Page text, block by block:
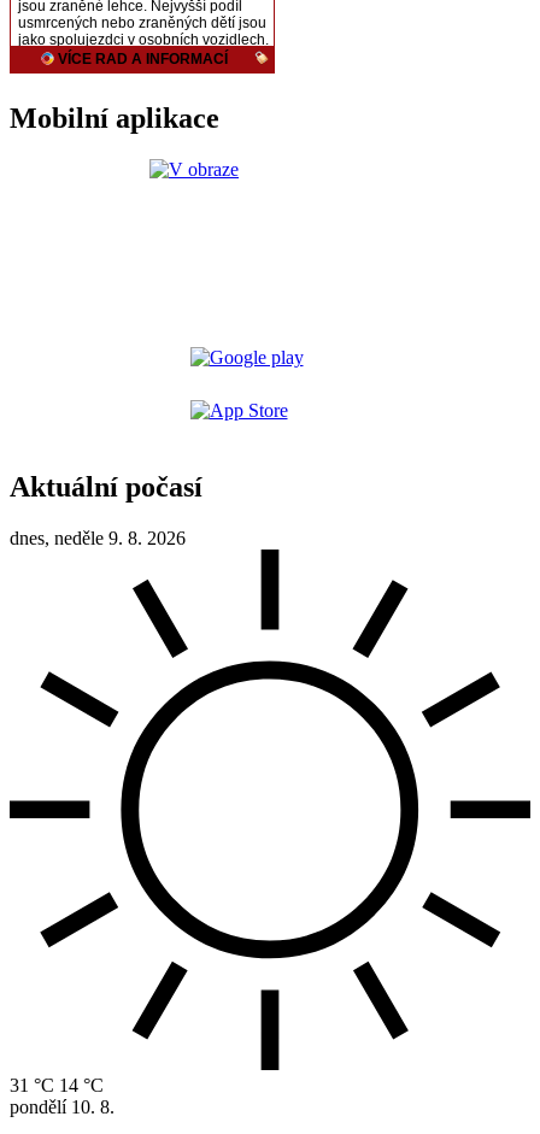
Mobilní aplikace
Aktuální počasí
dnes, neděle 9. 8. 2026
31 °C 14 °C
pondělí 10. 8.